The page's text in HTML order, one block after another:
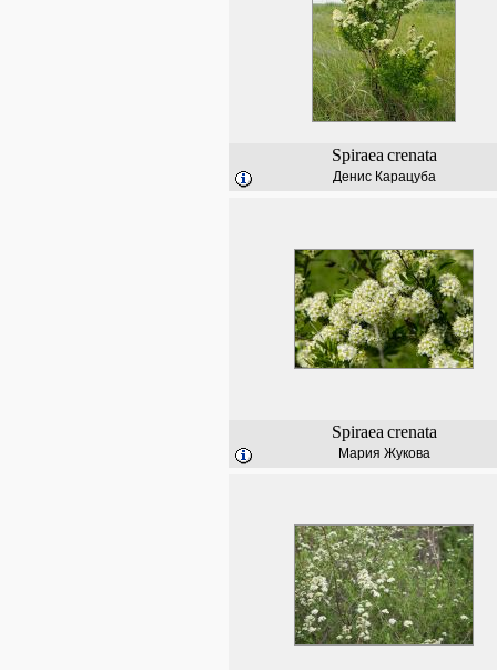
Spiraea crenata
Денис Карацуба
Spiraea crenata
Мария Жукова